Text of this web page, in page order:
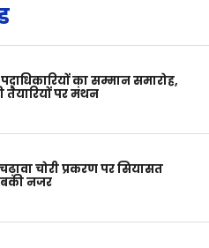
का सम्मान समारोह,
तैयारियों पर मंथन
चोरी प्रकरण पर सियासत
नजर